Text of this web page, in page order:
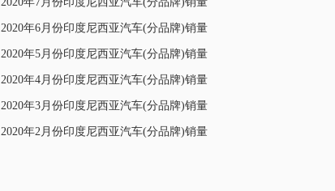
2020年6月份印度尼西亚汽车(分品牌)销量
2020年5月份印度尼西亚汽车(分品牌)销量
2020年4月份印度尼西亚汽车(分品牌)销量
2020年3月份印度尼西亚汽车(分品牌)销量
2020年2月份印度尼西亚汽车(分品牌)销量